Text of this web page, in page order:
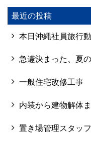
最近の投稿
本日沖縄社員旅行
急遽決まった、夏
一般住宅改修工事
内装から建物解体
置き場管理スタッ